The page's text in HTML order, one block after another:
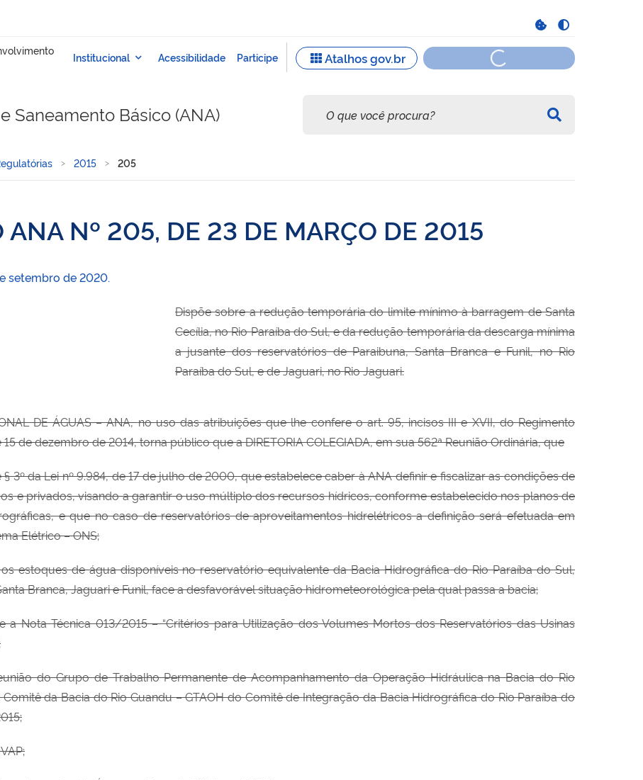
Saneamento Básico (ANA)
2015 205
ANA Nº 205, DE 23 DE MARÇO DE 2015
setembro de 2020.
Dispõe sobre a redução temporária do limite mínimo à barragem de Santa
Cecília, no Rio Paraíba do Sul, e da redução temporária da descarga mínima
a jusante dos reservatórios de Paraibuna, Santa Branca e Funil, no Rio
Paraíba do Sul, e de Jaguari, no Rio Jaguari.
DEÁGUAS – ANA,no uso das atribuições que lhe confere o art. 95, incisos III e XVII, do Regimento
de dezembro de 2014, torna público que a DIRETORIA COLEGIADA, em sua 562ª Reunião Ordinária, que
§ 3º da Leinº 9.984, de 17 de julho de 2000, que estabelece caberà ANA definir e fiscalizar ascondições de
e privados, visando a garantir o usomúltiplo dos recursoshídricos, conforme estabelecido nos planos de
e que no caso dereservatórios de aproveitamentoshidrelétricos adefinição será efetuada em
Elétrico – ONS;
estoques de água disponíveis no reservatório equivalente da Bacia Hidrográfica do Rio Paraíba do Sul,
Branca, Jaguari e Funil, face a desfavorável situação hidrometeorológica pela qual passa a bacia;
a NotaTécnica 013/2015– “Critérios paraUtilização dos Volumes Mortos dosReservatórios das Usinas
do Grupo de Trabalho Permanente de Acompanhamento daOperação Hidráulica na Bacia do Rio
Comitê da Bacia do Rio Guandu– GTAOH doComitê deIntegração daBacia Hidrográfica do Rio Paraíba do